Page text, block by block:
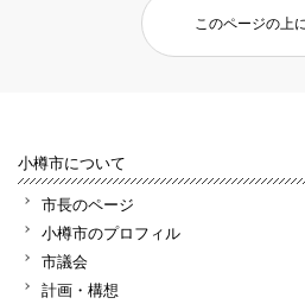
このページの上
小樽市について
市長のページ
小樽市のプロフィル
市議会
計画・構想